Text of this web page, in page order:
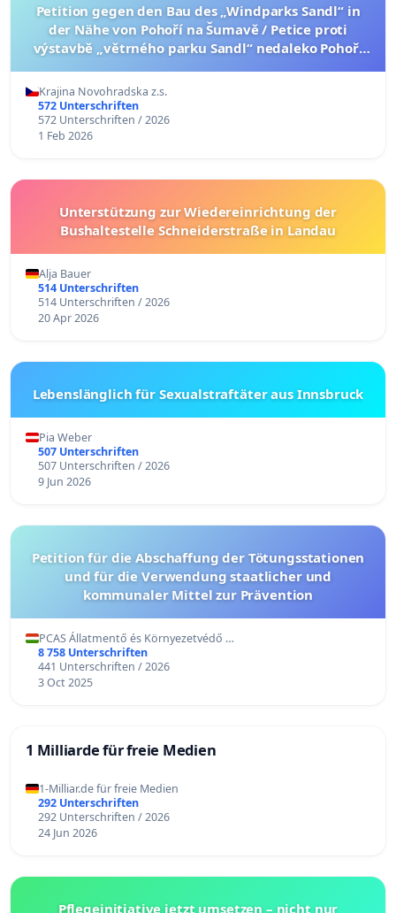
Petition gegen den Bau des „Windparks Sandl“ in
der Nähe von Pohoří na Šumavě / Petice proti
výstavbě „větrného parku Sandl“ nedaleko Pohoří
Krajina Novohradska z.s.
572 Unterschriften
572 Unterschriften / 2026
1 Feb 2026
Unterstützung zur Wiedereinrichtung der
Bushaltestelle Schneiderstraße in Landau
Alja Bauer
514 Unterschriften
514 Unterschriften / 2026
20 Apr 2026
Lebenslänglich für Sexualstraftäter aus Innsbruck
Pia Weber
507 Unterschriften
507 Unterschriften / 2026
9 Jun 2026
Petition für die Abschaffung der Tötungsstationen
und für die Verwendung staatlicher und
kommunaler Mittel zur Prävention
PCAS Állatmentő és Környezetvédő …
8 758 Unterschriften
441 Unterschriften / 2026
3 Oct 2025
1 Milliarde für freie Medien
1-Milliar.de für freie Medien
292 Unterschriften
292 Unterschriften / 2026
24 Jun 2026
Pflegeinitiative jetzt umsetzen – nicht nur